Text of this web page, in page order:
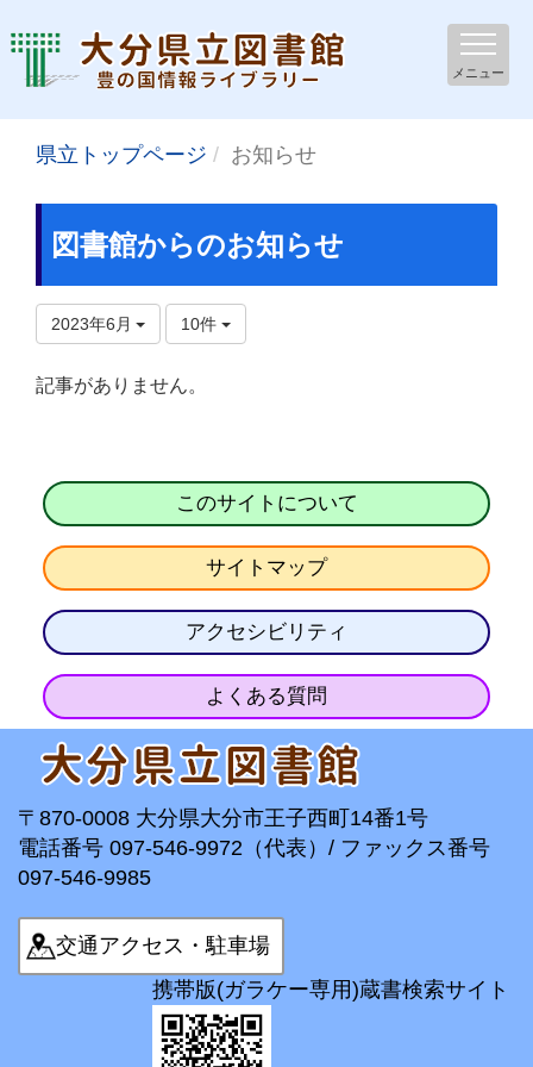
メニュー
県立トップページ お知らせ
図書館からのお知らせ
2023年6月 10件
記事がありません。
このサイトについて
サイトマップ
アクセシビリティ
よくある質問
〒870-0008 大分県大分市王子西町14番1号
電話番号 097-546-9972（代表）/ ファックス番号
097-546-9985
交通アクセス・駐車場
携帯版(ガラケー専用)蔵書検索サイト